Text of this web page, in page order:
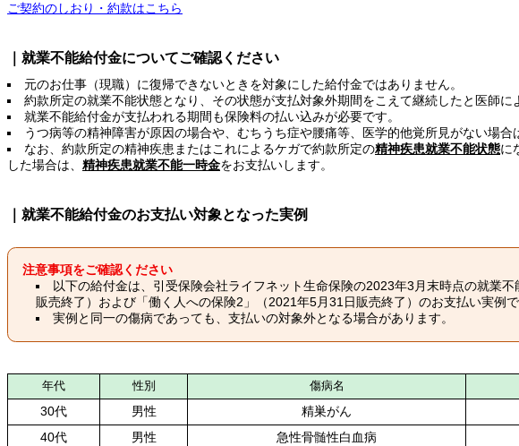
ご契約のしおり・約款はこちら
｜就業不能給付金についてご確認ください
元のお仕事（現職）に復帰できないときを対象にした給付金ではありません。
約款所定の就業不能状態となり、その状態が支払対象外期間をこえて継続したと医師に
就業不能給付金が支払われる期間も保険料の払い込みが必要です。
うつ病等の精神障害が原因の場合や、むちうち症や腰痛等、医学的他覚所見がない場合
なお、約款所定の精神疾患またはこれによるケガで約款所定の精神疾患就業不能状態に
した場合は、 精神疾患就業不能一時金をお支払いします。
｜就業不能給付金のお支払い対象となった実例
注意事項をご確認ください
以下の給付金は、引受保険会社ライフネット生命保険の2023年3月末時点の就業
販売終了）および「働く人への保険2」（2021年5月31日販売終了）のお支払い実例で
実例と同一の傷病であっても、支払いの対象外となる場合があります。
年代 性別 傷病名
30代 男性 精巣がん
40代
男性 急性骨髄性白血病